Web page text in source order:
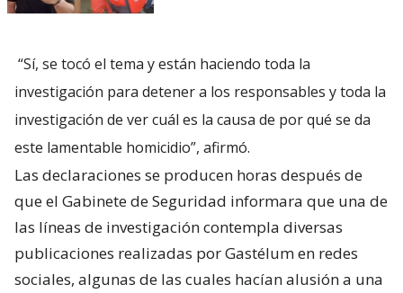
“Sí, se tocó el tema y están haciendo toda la
investigación para detener a los responsables y toda la
investigación de ver cuál es la causa de por qué se da
este lamentable homicidio”, afirmó.
Las declaraciones se producen horas después de
que el Gabinete de Seguridad informara que una de
las líneas de investigación contempla diversas
publicaciones realizadas por Gastélum en redes
sociales, algunas de las cuales hacían alusión a una